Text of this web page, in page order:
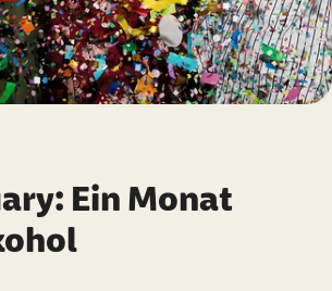
Ein Monat